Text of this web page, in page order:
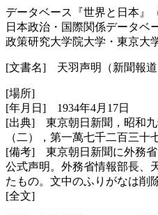
データベース『世界と日本』
日本政治・国際関係データベ
政策研究大学院大学・東京大
[文書名] 天羽声明（新聞報道
[場所]
[年月日] 1934年4月17日
[出典] 東京朝日新聞，昭和
（二），第一萬七千二百三十
[備考] 東京朝日新聞に外務
公式声明。外務省情報部長、
たもの。文中のふりがなは削除
[全文]